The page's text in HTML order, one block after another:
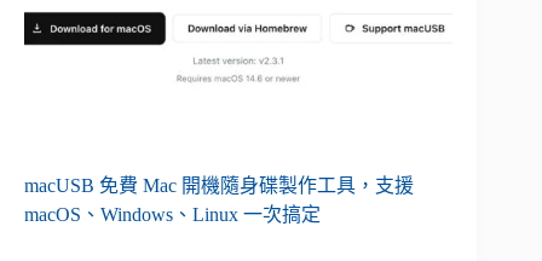
macUSB 免費 Mac 開機隨身碟製作工具，支援
macOS、Windows、Linux 一次搞定